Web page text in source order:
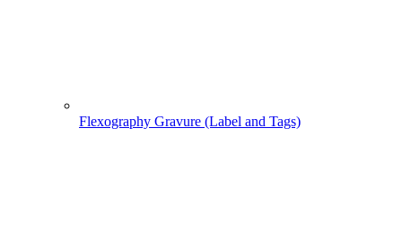
Flexography Gravure (Label and Tags)